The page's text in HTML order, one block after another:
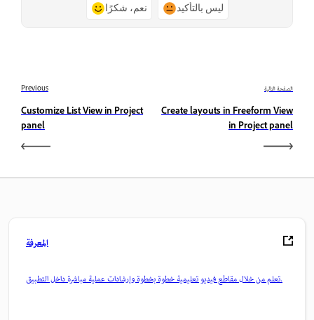
نعم، شكرًا ليس بالتأكيد
Previous
Customize List View in Project
panel
الصفحة التالية
Create layouts in Freeform View
in Project panel
المعرفة
تعلم من خلال مقاطع فيديو تعليمية خطوة بخطوة وإرشادات عملية مباشرة داخل التطبيق.